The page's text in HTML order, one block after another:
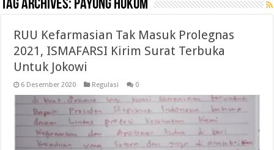
Tag Archives: payung hukum
RUU Kefarmasian Tak Masuk Prolegnas
2021, ISMAFARSI Kirim Surat Terbuka
Untuk Jokowi
6 Desember 2020 Regulasi 0